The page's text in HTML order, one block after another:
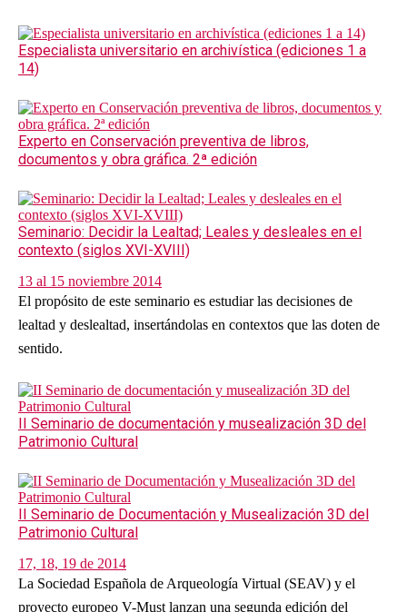
Especialista universitario en archivística (ediciones 1 a
14)
Experto en Conservación preventiva de libros,
documentos y obra gráfica. 2ª edición
Seminario: Decidir la Lealtad; Leales y desleales en el
contexto (siglos XVI-XVIII)
13 al 15 noviembre 2014
El propósito de este seminario es estudiar las decisiones de
lealtad y deslealtad, insertándolas en contextos que las doten de
sentido.
II Seminario de documentación y musealización 3D del
Patrimonio Cultural
II Seminario de Documentación y Musealización 3D del
Patrimonio Cultural
17, 18, 19 de 2014
La Sociedad Española de Arqueología Virtual (SEAV) y el
proyecto europeo V-Must lanzan una segunda edición del